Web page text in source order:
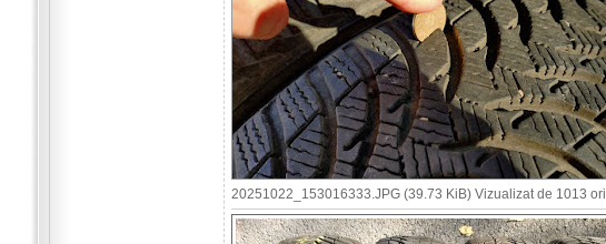
20251022_153016333.JPG (39.73 KiB) Vizualizat de 1013 ori